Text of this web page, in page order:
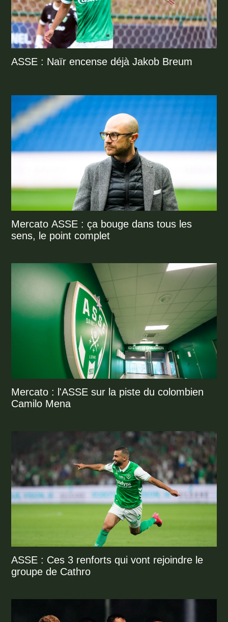
ASSE : Naïr encense déjà Jakob Breum
Mercato ASSE : ça bouge dans tous les
sens, le point complet
Mercato : l'ASSE sur la piste du colombien
Camilo Mena
ASSE : Ces 3 renforts qui vont rejoindre le
groupe de Cathro